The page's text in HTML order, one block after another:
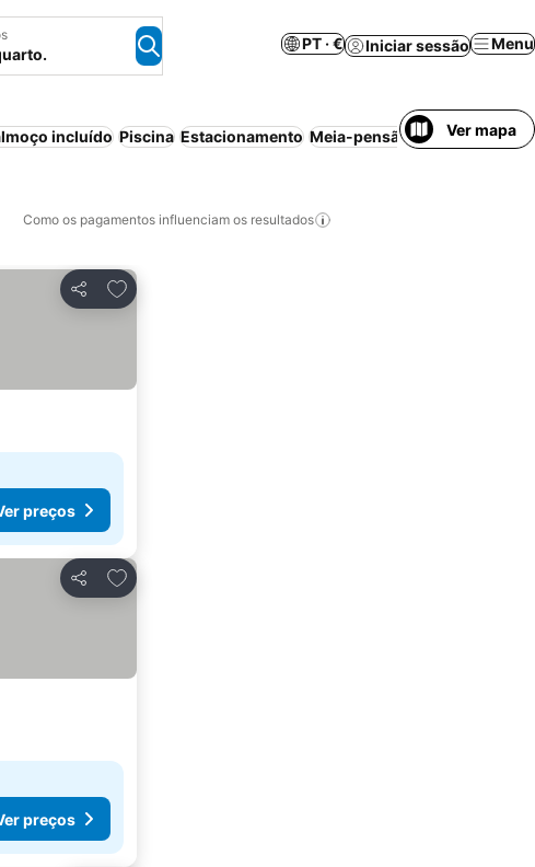
PT · € Iniciar sessão Menu
incluído Piscina Estacionamento Meia-pensão Wi-fi Bed &
Ver mapa
Como os pagamentos influenciam os resultados
Partilhar
Adicionar aos favoritos
preços
Partilhar
Adicionar aos favoritos
preços